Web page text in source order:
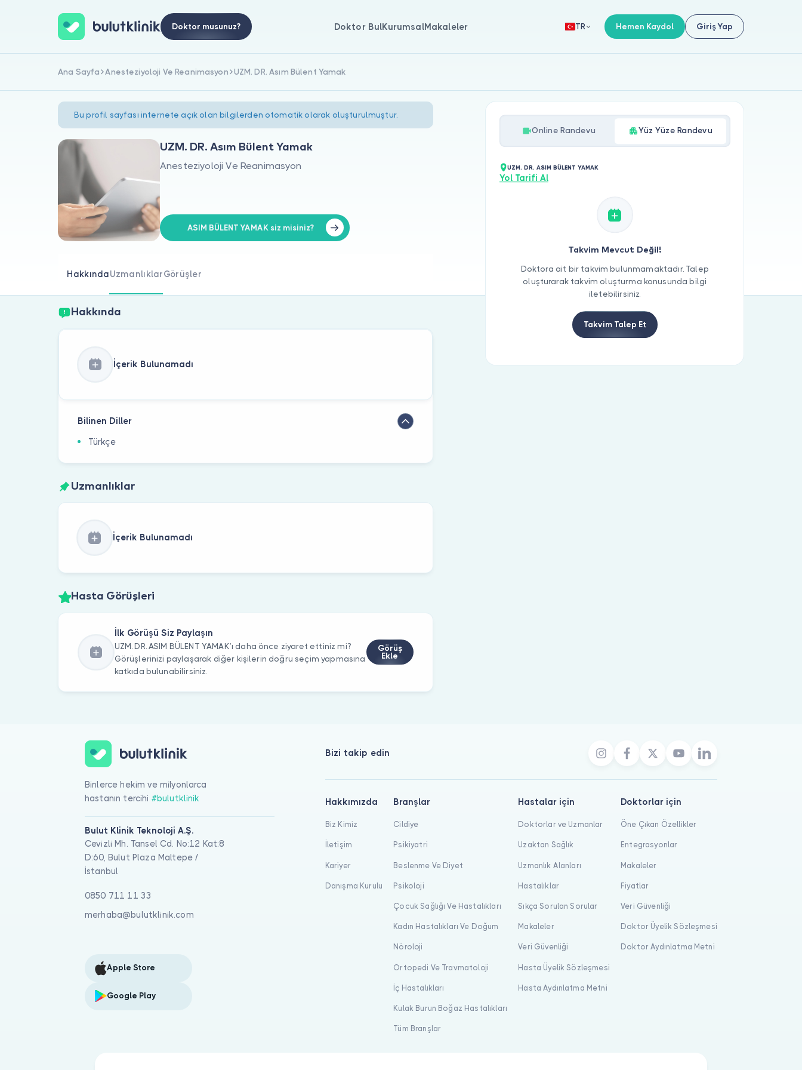
Doktor musunuz? Doktor BulKurumsalMakaleler TR Hemen Kaydol Giriş Yap
Ana Sayfa Anesteziyoloji Ve Reanimasyon UZM. DR. Asım Bülent Yamak
Bu profil sayfası internete açık olan bilgilerden otomatik olarak oluşturulmuştur.
UZM. DR. Asım Bülent Yamak
Anesteziyoloji Ve Reanimasyon
ASIM BÜLENT YAMAK siz misiniz?
HakkındaUzmanlıklarGörüşler
Hakkında
İçerik Bulunamadı
Bilinen Diller
Türkçe
Uzmanlıklar
İçerik Bulunamadı
Hasta Görüşleri
İlk Görüşü Siz Paylaşın
UZM. DR. ASIM BÜLENT YAMAK’ı daha önce ziyaret ettiniz mi?
Görüşlerinizi paylaşarak diğer kişilerin doğru seçim yapmasına
katkıda bulunabilirsiniz.
Görüş
Ekle
Online Randevu Yüz Yüze Randevu
UZM. DR. ASIM BÜLENT YAMAK
Yol Tarifi Al
Takvim Mevcut Değil!
Doktora ait bir takvim bulunmamaktadır. Talep
oluşturarak takvim oluşturma konusunda bilgi
iletebilirsiniz.
Takvim Talep Et
Binlerce hekim ve milyonlarca
hastanın tercihi #bulutklinik
Bulut Klinik Teknoloji A.Ş.
Cevizli Mh. Tansel Cd. No:12 Kat:8
D:60, Bulut Plaza Maltepe /
İstanbul
0850 711 11 33
merhaba@bulutklinik.com
Apple Store
Google Play
Bizi takip edin
Hakkımızda
Biz Kimiz
İletişim
Kariyer
Danışma Kurulu
Branşlar
Cildiye
Psikiyatri
Beslenme Ve Diyet
Psikoloji
Çocuk Sağlığı Ve Hastalıkları
Kadın Hastalıkları Ve Doğum
Nöroloji
Ortopedi Ve Travmatoloji
İç Hastalıkları
Kulak Burun Boğaz Hastalıkları
Tüm Branşlar
Hastalar için
Doktorlar ve Uzmanlar
Uzaktan Sağlık
Uzmanlık Alanları
Hastalıklar
Sıkça Sorulan Sorular
Makaleler
Veri Güvenliği
Hasta Üyelik Sözleşmesi
Hasta Aydınlatma Metni
Doktorlar için
Öne Çıkan Özellikler
Entegrasyonlar
Makaleler
Fiyatlar
Veri Güvenliği
Doktor Üyelik Sözleşmesi
Doktor Aydınlatma Metni